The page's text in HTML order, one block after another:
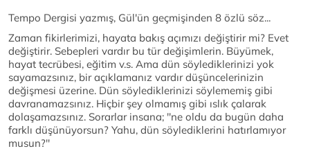
Tempo Dergisi yazmış, Gül'ün geçmişinden 8 özlü söz...
Zaman fikirlerimizi, hayata bakış açımızı değiştirir mi? Evet
değiştirir. Sebepleri vardır bu tür değişimlerin. Büyümek,
hayat tecrübesi, eğitim v.s. Ama dün söylediklerinizi yok
sayamazsınız, bir açıklamanız vardır düşüncelerinizin
değişmesi üzerine. Dün söylediklerinizi söylememiş gibi
davranamazsınız. Hiçbir şey olmamış gibi ıslık çalarak
dolaşamazsınız. Sorarlar insana; ''ne oldu da bugün daha
farklı düşünüyorsun? Yahu, dün söylediklerini hatırlamıyor
musun?''